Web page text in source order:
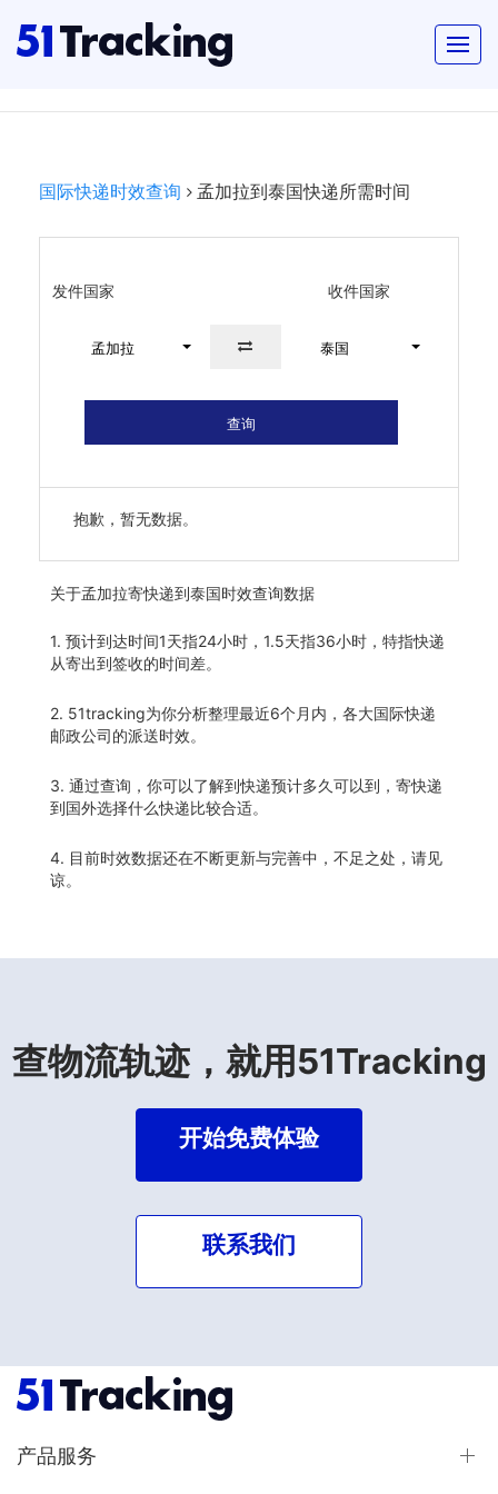
国际快递时效查询 孟加拉到泰国快递所需时间
发件国家 收件国家
孟加拉 泰国
查询
抱歉，暂无数据。
关于孟加拉寄快递到泰国时效查询数据
1. 预计到达时间1天指24小时，1.5天指36小时，特指快递
从寄出到签收的时间差。
2. 51tracking为你分析整理最近6个月内，各大国际快递
邮政公司的派送时效。
3. 通过查询，你可以了解到快递预计多久可以到，寄快递
到国外选择什么快递比较合适。
4. 目前时效数据还在不断更新与完善中，不足之处，请见
谅。
查物流轨迹，就用51Tracking
开始免费体验
联系我们
产品服务